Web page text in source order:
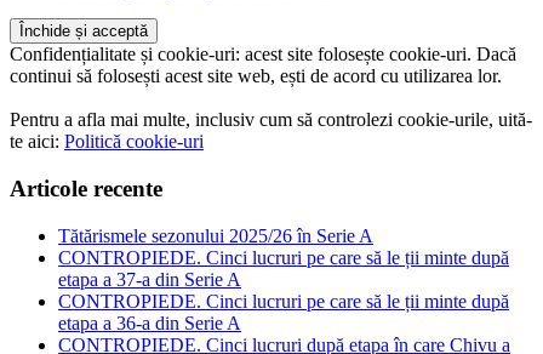
Confidențialitate și cookie-uri: acest site folosește cookie-uri. Dacă
continui să folosești acest site web, ești de acord cu utilizarea lor.
Pentru a afla mai multe, inclusiv cum să controlezi cookie-urile, uită-
te aici: Politică cookie-uri
Articole recente
Tătărismele sezonului 2025/26 în Serie A
CONTROPIEDE. Cinci lucruri pe care să le ții minte după
etapa a 37-a din Serie A
CONTROPIEDE. Cinci lucruri pe care să le ții minte după
etapa a 36-a din Serie A
CONTROPIEDE. Cinci lucruri după etapa în care Chivu a